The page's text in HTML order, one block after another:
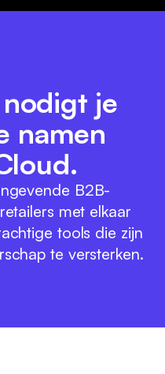
je
namen
B2B-
met elkaar
tools die zijn
te versterken.